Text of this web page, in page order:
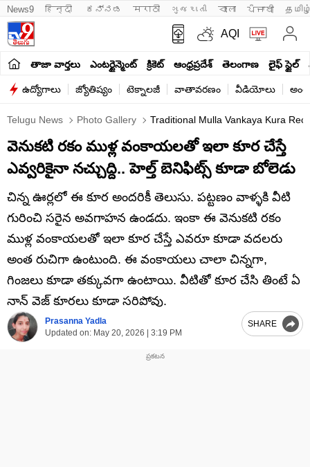
News9 हिन्दी ಕನ್ನಡ मराठी ગુજરાતી বাংলা ਪੰਜਾਬੀ
AQI
తాజా వార్తలు ఎంటర్టైన్మెంట్ క్రికెట్ ఆంధ్రప్రదేశ్ తెలంగాణ లైఫ్ స్టైల్
ఉద్యోగాలు జ్యోతిష్యం టెక్నాలజీ వాతావరణం వీడియోలు
Telugu News Photo Gallery Traditional Mulla Vankaya Kura
వెనుకటి రకం ముళ్ల వంకాయలతో ఇలా కూర చేస్తే
ఎవ్వరికైనా నచ్చుద్ది.. హెల్త్ బెనిఫిట్స్ కూడా బోలెడు
చిన్న ఊర్లలో ఈ కూర అందరికీ తెలుసు. పట్టణం వాళ్ళకి వీటి
గురించి సరైన అవగాహన ఉండదు. ఇంకా ఈ వెనుకటి రకం
ముళ్ల వంకాయలతో ఇలా కూర చేస్తే ఎవరూ కూడా వదలరు
అంత రుచిగా ఉంటుంది. ఈ వంకాయలు చాలా చిన్నగా,
గింజలు కూడా తక్కువగా ఉంటాయి. వీటితో కూర చేసి తింటే ఏ
నాన్ వెజ్ కూరలు కూడా సరిపోవు.
Prasanna Yadla
Updated on: May 20, 2026 | 3:19 PM
SHARE